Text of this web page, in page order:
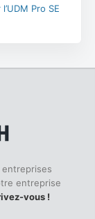
Pro SE
entreprise
vous !